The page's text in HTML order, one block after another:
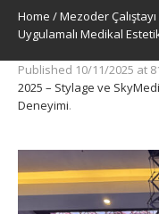
Home /Mezoder
Uygulamalı Medikal
Published 10/11/2025 at
2025 – Stylage ve
Deneyimi.